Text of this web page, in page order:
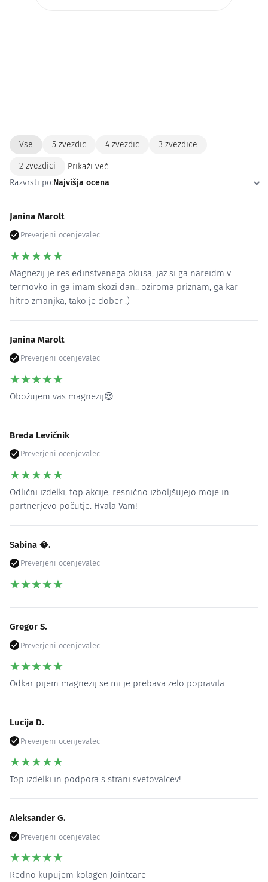
Vse 5 zvezdic 4 zvezdic 3 zvezdice
2 zvezdici
Prikaži več
Razvrsti po:Najvišja ocena
Janina Marolt
Preverjeni ocenjevalec
★★★★★
Magnezij je res edinstvenega okusa, jaz si ga nareidm v
termovko in ga imam skozi dan.. oziroma priznam, ga kar
hitro zmanjka, tako je dober :)
Janina Marolt
Preverjeni ocenjevalec
★★★★★
Obožujem vas magnezij😍
Breda Levičnik
Preverjeni ocenjevalec
★★★★★
Odlični izdelki, top akcije, resnično izboljšujejo moje in
partnerjevo počutje. Hvala Vam!
Sabina �.
Preverjeni ocenjevalec
★★★★★
Gregor S.
Preverjeni ocenjevalec
★★★★★
Odkar pijem magnezij se mi je prebava zelo popravila
Lucija D.
Preverjeni ocenjevalec
★★★★★
Top izdelki in podpora s strani svetovalcev!
Aleksander G.
Preverjeni ocenjevalec
★★★★★
Redno kupujem kolagen Jointcare